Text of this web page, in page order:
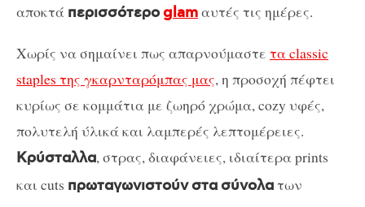
αποκτά περισσότεροglamαυτές τις ημέρες.
Χωρίς να σημαίνει πως απαρνούμαστε τα classic
staples της γκαρνταρόμπας μας, η προσοχή πέφτει
κυρίως σε κομμάτια με ζωηρό χρώμα, cozy υφές,
πολυτελή ύλικά και λαμπερές λεπτομέρειες.
Κρύσταλλα, στρας, διαφάνειες, ιδιαίτερα prints
και cuts πρωταγωνιστούν στα σύνολατων